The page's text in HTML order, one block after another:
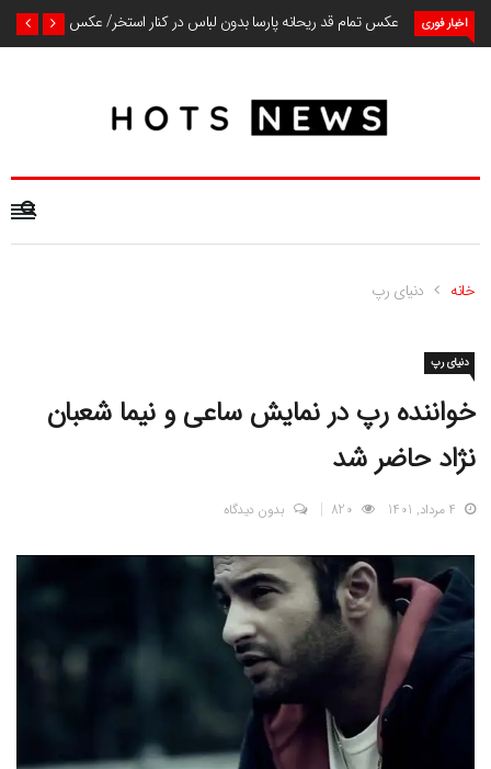
اخبار فوری عکس تمام قد ریحانه پارسا بدون لباس در کنار استخر/ عکس
خانه دنیای رپ
دنیای رپ
خواننده رپ در نمایش ساعی و نیما شعبان
نژاد حاضر شد
4 مرداد, 1401 بدون دیدگاه